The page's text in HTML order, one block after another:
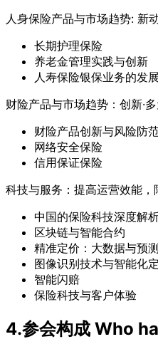
人身保险产品与市场趋势: 新
长期护理保险
养老金管理实践与创新
人寿保险银保业务的发
财险产品与市场趋势：创新·
财险产品创新与风险防
网络安全保险
信用保证保险
科技与服务：提高运营效能，
中国的保险科技深度解
区块链与智能合约
精准定价：大数据与预
图像识别技术与智能化
智能闪赔
保险科技与客户体验
4.参会构成 Who